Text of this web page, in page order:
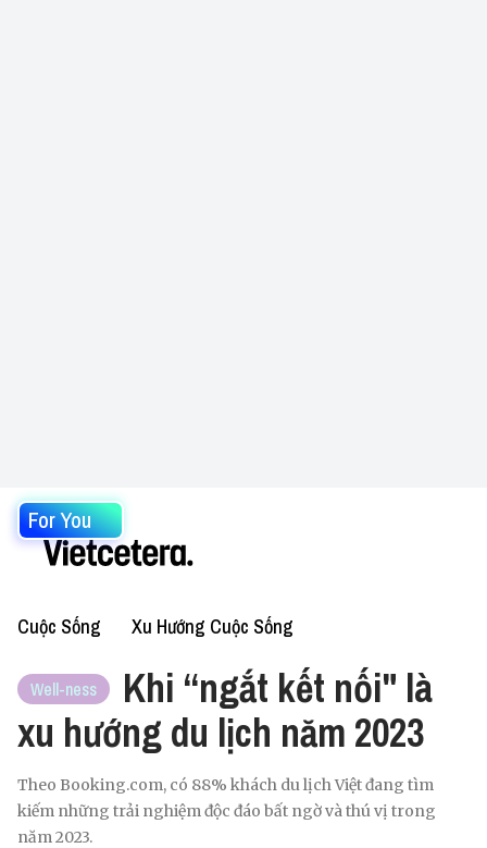
For You
Cuộc Sống Xu Hướng Cuộc Sống
Well-ness
Khi “ngắt kết nối" là
xu hướng du lịch năm 2023
Theo Booking.com, có 88% khách du lịch Việt đang tìm
kiếm những trải nghiệm độc đáo bất ngờ và thú vị trong
năm 2023.